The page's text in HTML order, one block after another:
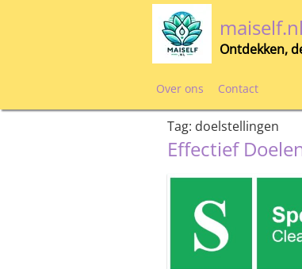
maiself.nl
Ontdekken,
Over ons Contact
Tag: doelstellingen
Effectief